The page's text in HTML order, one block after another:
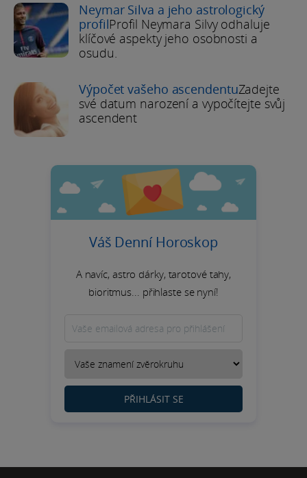
Neymar Silva a jeho astrologický
profilProfil Neymara Silvy odhaluje
klíčové aspekty jeho osobnosti a
osudu.
Výpočet vašeho ascendentuZadejte
své datum narození a vypočítejte svůj
ascendent
Váš Denní Horoskop
A navíc, astro dárky, tarotové tahy,
bioritmus... přihlaste se nyní!
PŘIHLÁSIT SE